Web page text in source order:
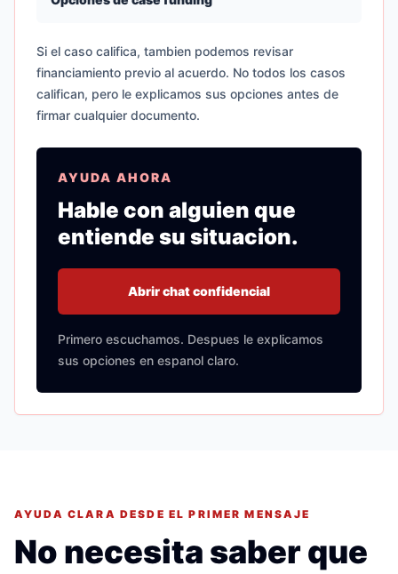
Si el caso califica, tambien podemos revisar
financiamiento previo al acuerdo. No todos los casos
califican, pero le explicamos sus opciones antes de
firmar cualquier documento.
AYUDA AHORA
Hable con alguien que
entiende su situacion.
Abrir chat confidencial
Primero escuchamos. Despues le explicamos
sus opciones en espanol claro.
AYUDA CLARA DESDE EL PRIMER MENSAJE
No necesita saber que